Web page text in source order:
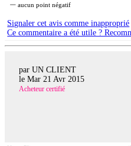
aucun point négatif
Signaler cet avis comme inapproprié
Ce commentaire a été utile ?
par UN CLIENT
le Mar 21 Avr 2015
Acheteur certifié